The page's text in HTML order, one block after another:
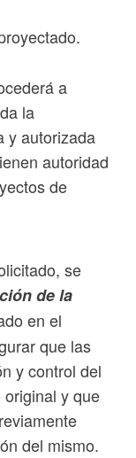
a
la
y autorizada
autoridad
de
se
de la
en el
que las
y control del
y que
del mismo.